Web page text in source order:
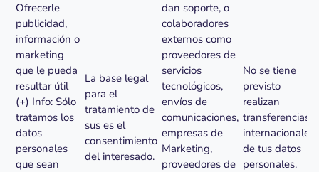
Ofrecerle
publicidad,
información o
marketing
que le pueda
resultar útil
(+) Info: Sólo
tratamos los
datos
personales
que sean
La base legal
para el
tratamiento de
sus es el
consentimiento
del interesado.
dan soporte, o
colaboradores
externos como
proveedores de
servicios
tecnológicos,
envíos de
comunicaciones,
empresas de
Marketing,
proveedores de
No se tiene
previsto
realizan
transferencias
internacionales
de tus datos
personales.